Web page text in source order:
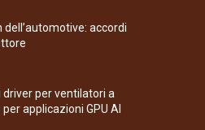
dell’automotive: accordi
per ventilatori a
applicazioni GPU AI